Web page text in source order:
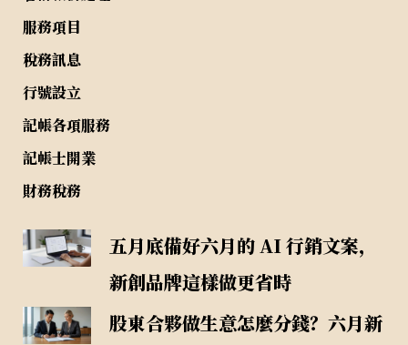
服務項目
稅務訊息
行號設立
記帳各項服務
記帳士開業
財務稅務
五月底備好六月的 AI 行銷文案，
新創品牌這樣做更省時
股東合夥做生意怎麼分錢？六月新